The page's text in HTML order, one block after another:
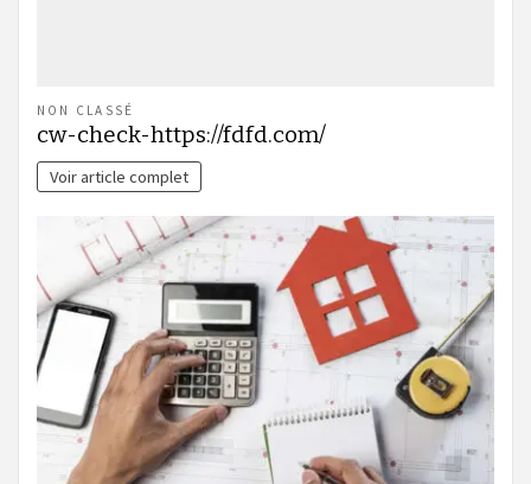
NON CLASSÉ
cw-check-https://fdfd.com/
Voir article complet